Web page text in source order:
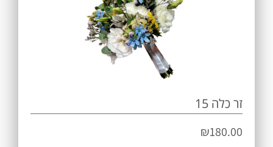
זר כלה 15
₪180.00